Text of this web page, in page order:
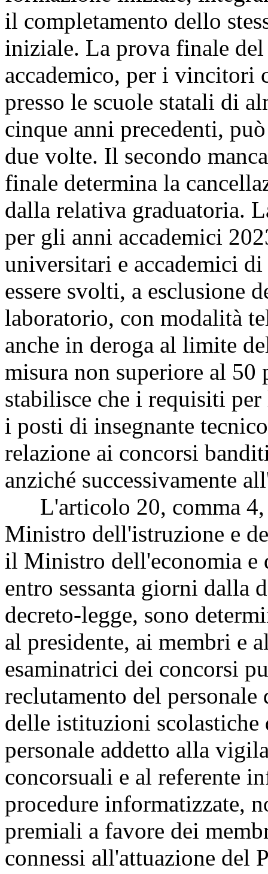
il completamento dello
iniziale. La prova finale
accademico, per i vincitori
presso le scuole statali di
cinque anni precedenti,
due volte. Il secondo
finale determina la
dalla relativa graduatoria.
per gli anni accademici
universitari e accademici
essere svolti, a esclusione
laboratorio, con modalità
anche in deroga al limite
misura non superiore al 50
stabilisce che i requisiti
i posti di insegnante
relazione ai concorsi
anziché successivamente
L'articolo 20, comma 4,
Ministro dell'istruzione e
il Ministro dell'economia e
entro sessanta giorni dalla
decreto-legge, sono
al presidente, ai membri e
esaminatrici dei concorsi
reclutamento del
delle istituzioni
personale addetto alla
concorsuali e al referente
procedure informatizzate,
premiali a favore dei
connessi all'attuazione del